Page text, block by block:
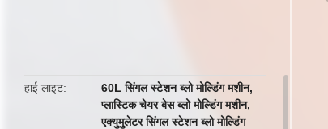
हाई लाइट 60L सिंगल स्टेशन ब्लो मोल्डिंग मशीन,
प्लास्टिक चेयर बेस ब्लो मोल्डिंग मशीन,
एक्युमुलेटर सिंगल स्टेशन ब्लो मोल्डिंग